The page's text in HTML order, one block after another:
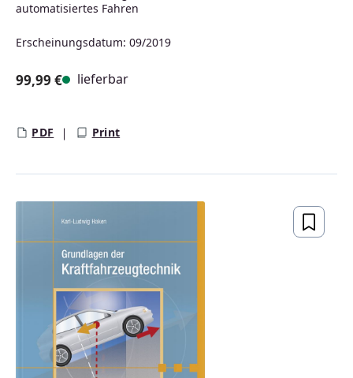
automatisiertes Fahren
Erscheinungsdatum: 09/2019
99,99 € lieferbar
PDF Print